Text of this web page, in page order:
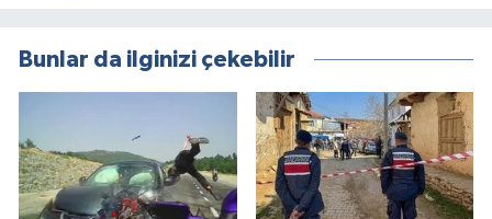
Bunlar da ilginizi çekebilir